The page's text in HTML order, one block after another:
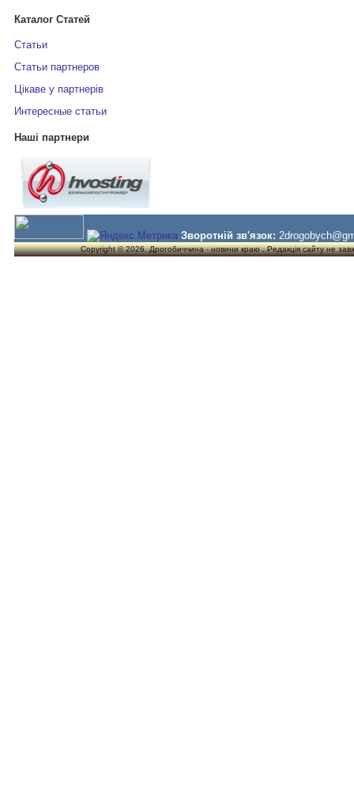
Каталог Статей
Статьи
Статьи партнеров
Цікаве у партнерів
Интересные статьи
Наші партнери
Зворотній зв'язок:
Copyright © 2026. Дрогобиччина - новини краю . Редакція сайту не